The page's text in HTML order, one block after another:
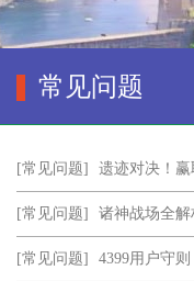
常见问题
[常见问题] 遗迹对决！
[常见问题] 诸神战场全解
[常见问题] 4399用户守则